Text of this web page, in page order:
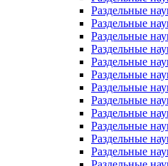
Раздельные
Раздельные
Раздельные
Раздельные
Раздельные
Раздельные
Раздельные
Раздельные
Раздельные
Раздельные
Раздельные
Раздельные